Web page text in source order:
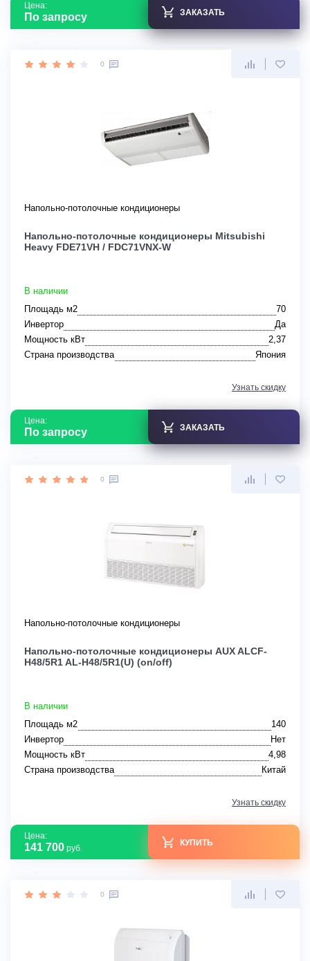
Цена:
По запросу ЗАКАЗАТЬ
0
Напольно-потолочные кондиционеры
Напольно-потолочные кондиционеры Mitsubishi
Heavy FDE71VH / FDC71VNX-W
В наличии
Площадь м2
70
Инвертор
Да
Мощность кВт
2,37
Страна производства
Япония
Узнать скидку
Цена:
По запросу ЗАКАЗАТЬ
0
Напольно-потолочные кондиционеры
Напольно-потолочные кондиционеры AUX ALCF-
H48/5R1 AL-H48/5R1(U) (on/off)
В наличии
Площадь м2
140
Инвертор
Нет
Мощность кВт
4,98
Страна производства
Китай
Узнать скидку
Цена:
141 700 руб.
КУПИТЬ
0